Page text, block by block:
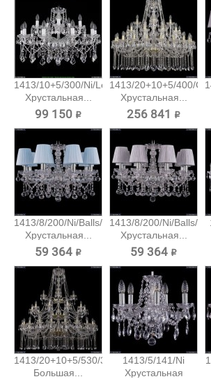
1413/10+5/300/Ni/Leafs
Хрустальная...
99 150 ₽
1413/20+10+5/400/G
Хрустальная...
256 841 ₽
1413/8/200/Ni/Balls/SH4
Хрустальная...
59 364 ₽
1413/8/200/Ni/Balls/
Хрустальная...
59 364 ₽
1413/20+10+5/530/3d/G
Большая...
1413/5/141/Ni
Хрустальная